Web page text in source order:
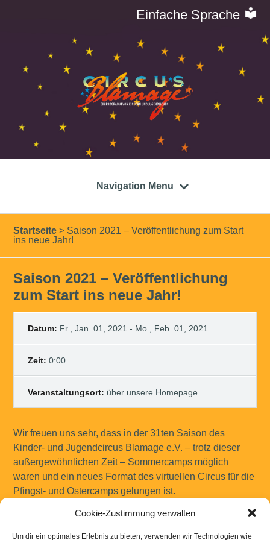
Cookie-Zustimmung verwalten
Um dir ein optimales Erlebnis zu bieten, verwenden wir Technologien wie
Einfache Sprache
Navigation Menu
Startseite > Saison 2021 – Veröffentlichung zum Start
ins neue Jahr!
Saison 2021 – Veröffentlichung
zum Start ins neue Jahr!
Datum: Fr., Jan. 01, 2021 - Mo., Feb. 01, 2021
Zeit:0:00
Veranstaltungsort: über unsere Homepage
Wir freuen uns sehr, dass in der 31ten Saison des
Kinder- und Jugendcircus Blamage e.V. – trotz dieser
außergewöhnlichen Zeit – Sommercamps möglich
waren und ein neues Format des virtuellen Circus für die
Pfingst- und Ostercamps gelungen ist.
Circus Blamage aussehen werden, veröffentlichen wir im
neuen Jahr.